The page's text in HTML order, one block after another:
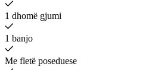
1 dhomë gjumi
1 banjo
Me fletë poseduese